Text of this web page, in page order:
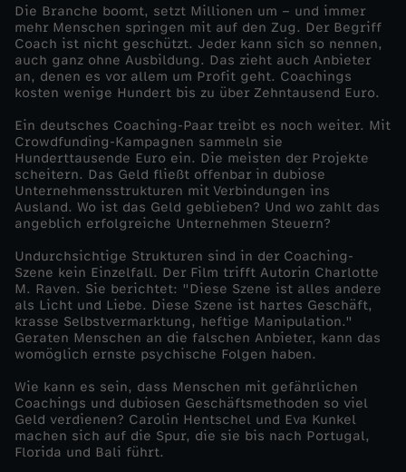
k
u
s
-
E
r
l
e
u
c
h
Die Branche boomt, setzt Millionen um – und immer
mehr Menschen springen mit auf den Zug. Der Begriff
Coach ist nicht geschützt. Jeder kann sich so nennen,
auch ganz ohne Ausbildung. Das zieht auch Anbieter
an, denen es vor allem um Profit geht. Coachings
kosten wenige Hundert bis zu über Zehntausend Euro.
Ein deutsches Coaching-Paar treibt es noch weiter. Mit
Crowdfunding-Kampagnen sammeln sie
Hunderttausende Euro ein. Die meisten der Projekte
scheitern. Das Geld fließt offenbar in dubiose
Unternehmensstrukturen mit Verbindungen ins
Ausland. Wo ist das Geld geblieben? Und wo zahlt das
angeblich erfolgreiche Unternehmen Steuern?
Undurchsichtige Strukturen sind in der Coaching-
Szene kein Einzelfall. Der Film trifft Autorin Charlotte
M. Raven. Sie berichtet: "Diese Szene ist alles andere
als Licht und Liebe. Diese Szene ist hartes Geschäft,
krasse Selbstvermarktung, heftige Manipulation."
Geraten Menschen an die falschen Anbieter, kann das
womöglich ernste psychische Folgen haben.
Wie kann es sein, dass Menschen mit gefährlichen
Coachings und dubiosen Geschäftsmethoden so viel
Geld verdienen? Carolin Hentschel und Eva Kunkel
machen sich auf die Spur, die sie bis nach Portugal,
Florida und Bali führt.